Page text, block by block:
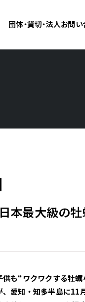
団体・貸切・法人お問
日本最大級の
も“ワクワクする牡蠣
、愛知・知多半島に